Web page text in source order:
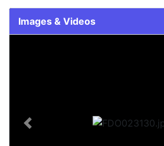
Images & Videos
Previous